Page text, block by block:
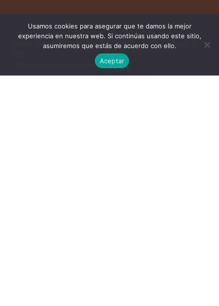
Avda. Rafa Verdú, Residencial Chapín II Fase, Bloque 6,
Jerez de la Frontera (Cádiz)
Usamos cookies para asegurar que te damos la mejor
experiencia en nuestra web. Si continúas usando este sitio,
asumiremos que estás de acuerdo con ello.
Aceptar